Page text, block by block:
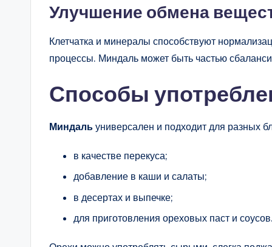
Улучшение обмена
Клетчатка и минералы способствуют
процессы. Миндаль может быть частью
Способы
Миндаль универсален и подходит для разных
в качестве перекуса;
добавление в каши и салаты;
в десертах и выпечке;
для приготовления ореховых паст и